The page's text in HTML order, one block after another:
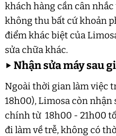
khách hàng cần cân
không thu bất cứ khoản
điểm khác biệt của
sửa chữa khác.
▶Nhận sửa máy sau
Ngoài thời gian làm việc
18h00), Limosa còn nhận
chính từ 18h00 - 21h00
đi làm về trễ, không có